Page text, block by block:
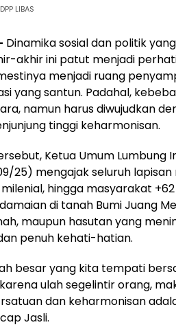
LIBAS
Dinamika sosial dan politik
akhir ini patut menjadi
menjadi ruang
yang santun. Padahal,
namun harus diwujudkan
tinggi keharmonisan.
Ketua Umum Lumbung
25) mengajak seluruh
hingga masyarakat
di tanah Bumi Juang
maupun hasutan yang
penuh kehati-hatian.
besar yang kita tempati
ulah segelintir orang,
dan keharmonisan
Jasli.